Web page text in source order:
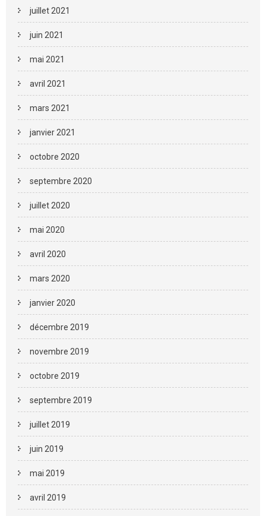
juillet 2021
juin 2021
mai 2021
avril 2021
mars 2021
janvier 2021
octobre 2020
septembre 2020
juillet 2020
mai 2020
avril 2020
mars 2020
janvier 2020
décembre 2019
novembre 2019
octobre 2019
septembre 2019
juillet 2019
juin 2019
mai 2019
avril 2019